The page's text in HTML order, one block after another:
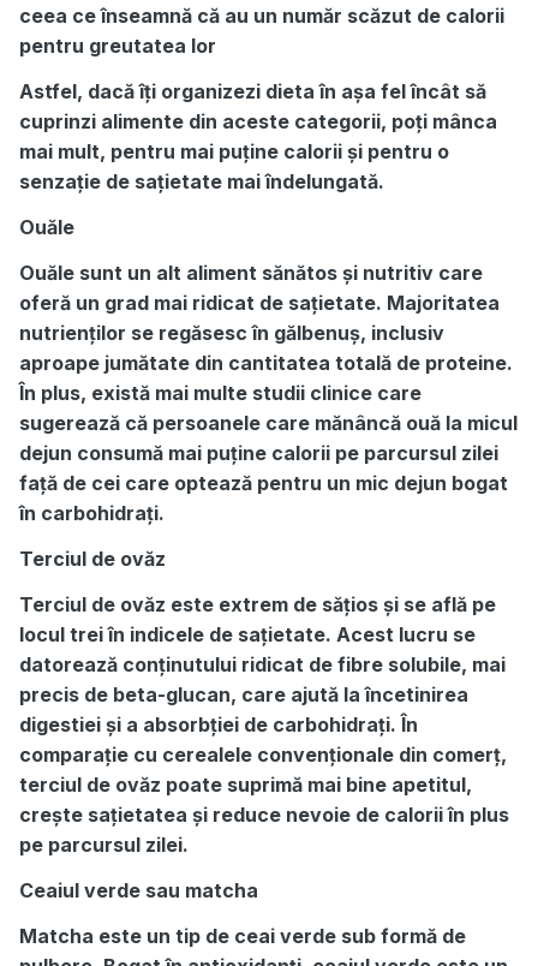
ceea ce înseamnă că au un număr scăzut de calorii
pentru greutatea lor
Astfel, dacă îți organizezi dieta în așa fel încât să
cuprinzi alimente din aceste categorii, poți mânca
mai mult, pentru mai puține calorii și pentru o
senzație de sațietate mai îndelungată.
Ouăle
Ouăle sunt un alt aliment sănătos și nutritiv care
oferă un grad mai ridicat de sațietate. Majoritatea
nutrienților se regăsesc în gălbenuș, inclusiv
aproape jumătate din cantitatea totală de proteine.
În plus, există mai multe studii clinice care
sugerează că persoanele care mănâncă ouă la micul
dejun consumă mai puține calorii pe parcursul zilei
față de cei care optează pentru un mic dejun bogat
în carbohidrați.
Terciul de ovăz
Terciul de ovăz este extrem de sățios și se află pe
locul trei în indicele de sațietate. Acest lucru se
datorează conținutului ridicat de fibre solubile, mai
precis de beta-glucan, care ajută la încetinirea
digestiei și a absorbției de carbohidrați. În
comparație cu cerealele convenționale din comerț,
terciul de ovăz poate suprimă mai bine apetitul,
crește sațietatea și reduce nevoie de calorii în plus
pe parcursul zilei.
Ceaiul verde sau matcha
Matcha este un tip de ceai verde sub formă de